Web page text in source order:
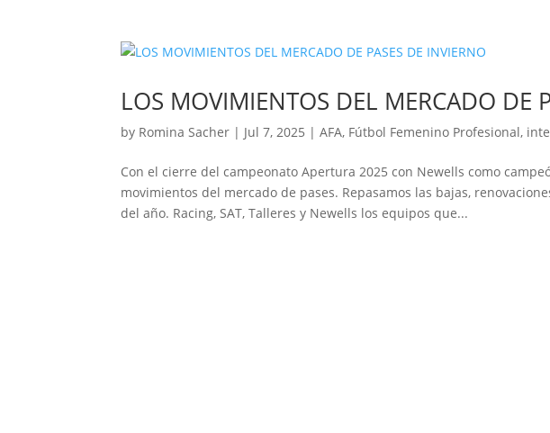
LOS MOVIMIENTOS DEL MERCADO DE
by Romina Sacher | Jul 7, 2025 |AFA, Fútbol Femenino Profesional,
Con el cierre del campeonato Apertura 2025 con Newells como
movimientos del mercado de pases. Repasamos las bajas,
del año. Racing, SAT, Talleres y Newells los equipos que...